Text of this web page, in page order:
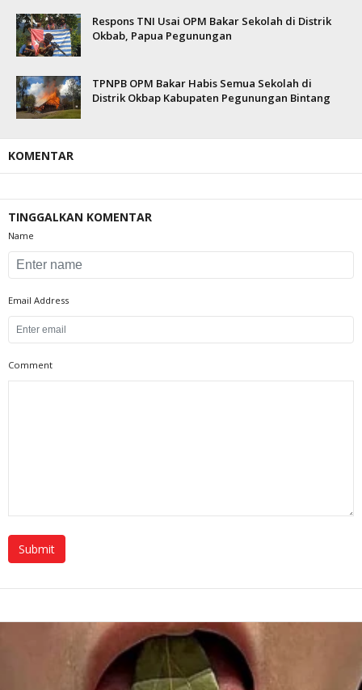
Respons TNI Usai OPM Bakar Sekolah di Distrik
Okbab, Papua Pegunungan
TPNPB OPM Bakar Habis Semua Sekolah di
Distrik Okbap Kabupaten Pegunungan Bintang
KOMENTAR
TINGGALKAN KOMENTAR
Name
Email Address
Comment